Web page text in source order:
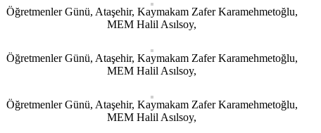
Öğretmenler Günü, Ataşehir, Kaymakam Zafer Karamehmetoğlu,
MEM Halil Asılsoy,
Öğretmenler Günü, Ataşehir, Kaymakam Zafer Karamehmetoğlu,
MEM Halil Asılsoy,
Öğretmenler Günü, Ataşehir, Kaymakam Zafer Karamehmetoğlu,
MEM Halil Asılsoy,